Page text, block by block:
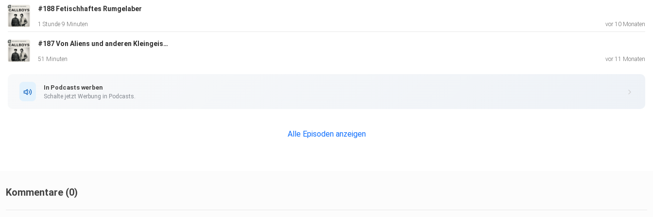
#188 Fetischhaftes Rumgelaber
1 Stunde 9 Minuten vor 10 Monaten
#187 Von Aliens und anderen Kleingeistern
51 Minuten vor 11 Monaten
In Podcasts werben
Schalte jetzt Werbung in Podcasts.
Alle Episoden anzeigen
Kommentare (0)